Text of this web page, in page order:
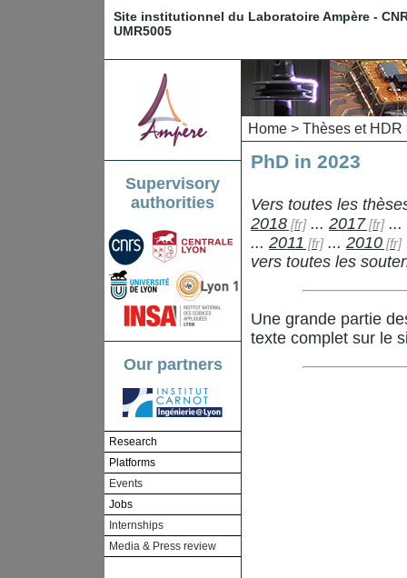
Site institutionnel du Laboratoire Ampère -
UMR5005
Supervisory
authorities
Our partners
Research
Platforms
Events
Jobs
Internships
Media & Press review
Home > Thèses et HDR
PhD in 2023
Vers toutes les
2018
... 2017
...
... 2011 ... 2010
vers toutes les
Une grande partie
texte complet sur le